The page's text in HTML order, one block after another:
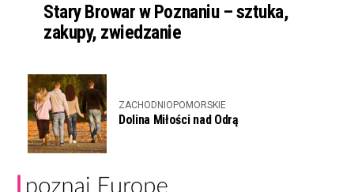
Stary Browar w Poznaniu – sztuka,
zakupy, zwiedzanie
ZACHODNIOPOMORSKIE
Dolina Miłości nad Odrą